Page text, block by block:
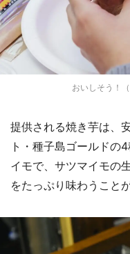
おいしそう！
提供される焼き芋は、
ト・種子島ゴールドの
イモで、サツマイモの
をたっぷり味わうこと